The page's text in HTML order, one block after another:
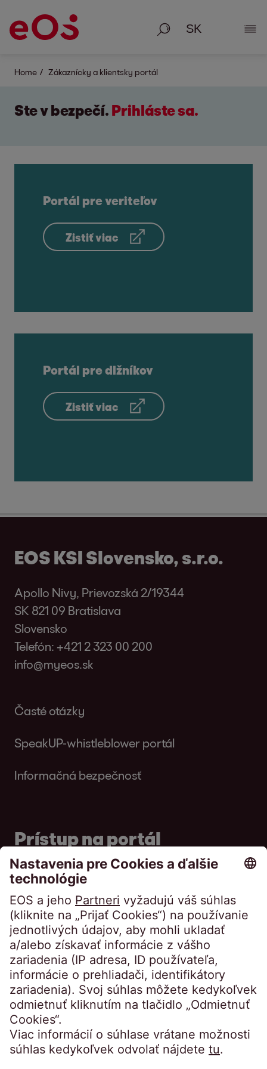
Vyhľadávanie
Home Zákaznícky a klientsky portál
Ste v bezpečí. Prihláste sa.
Portál pre veriteľov
Zistiť viac
Portál pre dlžníkov
Zistiť viac
EOS KSI Slovensko, s.r.o.
Apollo Nivy, Prievozská 2/19344
SK 821 09 Bratislava
Slovensko
Telefón: +421 2 323 00 200
info@myeos.sk
Časté otázky
SpeakUP-whistleblower portál
Informačná bezpečnosť
Prístup na portál
Portál pre dlžníkov
Portál pre veriteľov